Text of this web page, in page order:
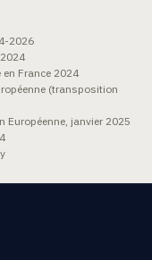
2026
France 2024
(transposition
Européenne, janvier 2025